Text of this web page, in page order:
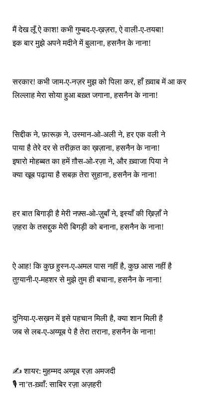
मैं देख लूँ ऐ काश! कभी गुम्बद‑ए‑ख़ज़रा, ऐ वा‍ली‑ए‑तयबा!
इक बार मुझे अपने मदीने में बुलाना, हसनैन के नाना!
सरकार! कभी जाम‑ए‑नज़र मुझ को पिला कर, हाँ ख़्वाब में आ कर
लिल्लाह मेरा सोया हुआ बख़्त जगाना, हसनैन के नाना!
सिद्दीक ने, फ़ारूक़ ने, उस्मान‑ओ‑अली ने, हर एक वली ने
पाया है तेरे दर से तरीक़त का ख़ज़ाना, हसनैन के नाना!
इषारो मोहब्बत का हमें ग़ौस‑ओ‑रज़ा ने, और ख़्वाजा पिया ने
क्या खूब पढ़ाया है सबक़ तेरा सुहाना, हसनैन के नाना!
हर बात बिगाड़ी है मेरी नफ़्स‑ओ‑ज़ुबाँ ने, इस्याँ की ख़िज़ाँ ने
ज़हरा के तसद्दुक मेरी बिगड़ी को बनाना, हसनैन के नाना!
ऐ आह! कि कुछ हुस्न‑ए‑अमल पास नहीं है, कुछ आस नहीं है
तुग़्यानी‑ए‑महशर से मुझे तुम ही बचाना, हसनैन के नाना!
दुनिया‑ए‑सख़न में इसे पहचान मिली है, क्या शान मिली है
जब से लब‑ए‑अय्यूब पे है तेरा तराना, हसनैन के नाना!
✍️ शायर: मुहम्मद अय्यूब रज़ा अमजदी
🎙️ ना’त‑ख़्वाँ: साबिर रज़ा अज़हरी